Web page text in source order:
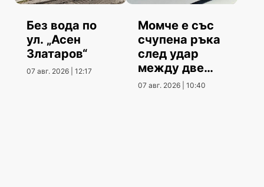
Без вода по
ул. „Асен
Златаров“
07 авг. 2026 | 12:17
Момче е със
счупена ръка
след удар
между две
коли
07 авг. 2026 | 10:40